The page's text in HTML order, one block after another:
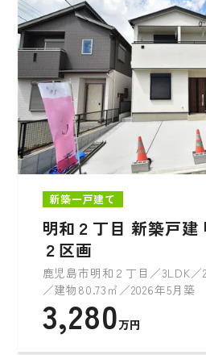
新築一戸建て
明和２丁目 新築戸建
２区画
鹿児島市明和２丁目／3LDK／
／建物80.73㎡／2026年5月築
3,280万円